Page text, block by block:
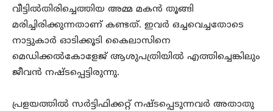
വീട്ടില്‍തിരിച്ചെത്തിയ അമ്മ മകന്‍ തൂങ്ങി
മരിച്ചിരിക്കുന്നതാണ് കണ്ടത്. ഇവര്‍ ഒച്ചവെച്ചതോടെ
നാട്ടുകാര്‍ ഓടിക്കൂടി കൈലാസിനെ
മെഡിക്കല്‍കോളേജ് ആശുപത്രിയില്‍ എത്തിച്ചെങ്കിലും
ജീവന്‍ നഷ്ടപ്പെട്ടിരുന്നു.
പ്രളയത്തില്‍ സര്‍ട്ടിഫിക്കറ്റ് നഷ്ടപ്പെടുന്നവര്‍ അതാതു